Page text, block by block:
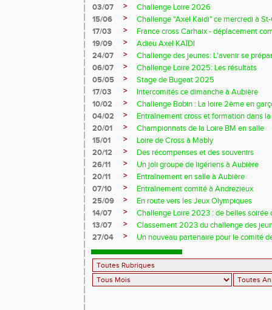
03/07 >
Challenge Loire 2026
15/06
>
Challenge "Axel Kaidi" ce mercredi à
17/03
>
France cross Carhaix - déplacement
19/09
>
Adieu Axel KAÏDI
24/07
>
Challenge des jeunes: L'avenir se
06/07
>
Challenge Loire 2025: Les résultats
05/05
>
Stage de Bugeat 2025
17/03
>
Intercomités ce dimanche à Aubière
10/02
>
Challenge Bobin : La loire 2ème en
04/02
>
Entraînement cross et formation dans
20/01
>
Championnats de la Loire BM en salle
15/01
>
Loire de Cross à Mably
20/12
>
Des récompenses et des souvenirs
26/11
>
Un joli groupe de ligériens à Aubière
20/11
>
Entraînement en salle à Aubière
07/10
>
Entraînement comité à Andrezieux
25/09
>
En route vers les Jeux Olympiques
14/07
>
Challenge Loire 2023 : de belles soirée
13/07
>
Classement 2023 du challenge des
27/04
> Un nouveau partenaire pour le comité